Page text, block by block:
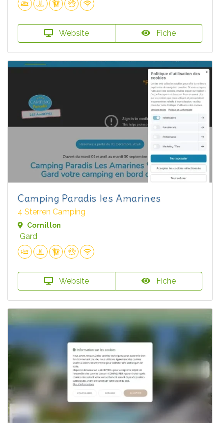
Website Fiche
Camping Paradis les Amarines
4 Sterren Camping
Cornillon
Gard
Website Fiche